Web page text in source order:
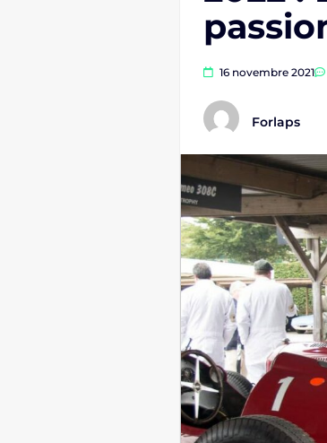
16 novembre 2021
Forlaps